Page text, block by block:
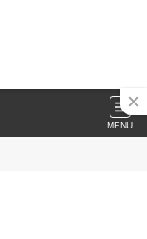
MENU